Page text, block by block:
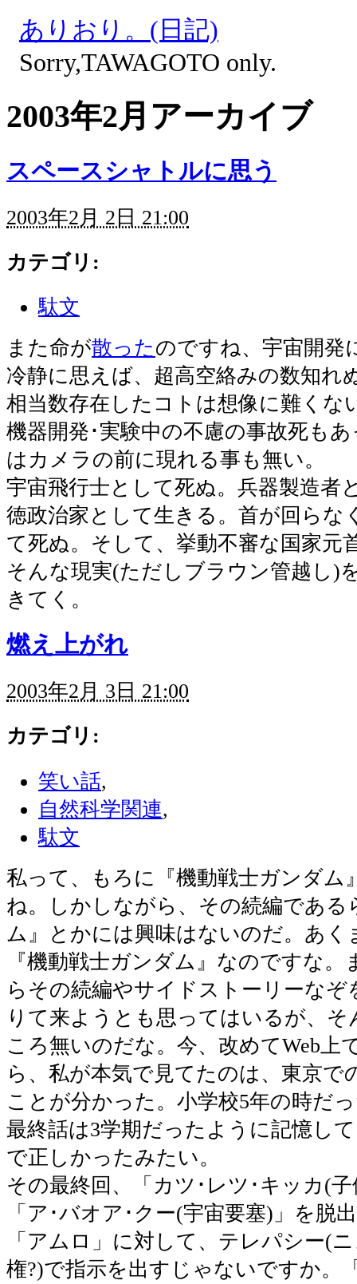
ありおり。(日記)
Sorry,TAWAGOTO only.
2003年2月アーカイブ
スペースシャトルに思う
2003年2月 2日 21:00
カテゴリ :
駄文
また命が散ったのですね、宇宙開発
冷静に思えば、超高空絡みの数知れ
相当数存在したコトは想像に難くな
機器開発･実験中の不慮の事故死も
はカメラの前に現れる事も無い。
宇宙飛行士として死ぬ。兵器製造者
徳政治家として生きる。首が回らな
て死ぬ。そして、挙動不審な国家元
そんな現実(ただしブラウン管越し)
きてく。
燃え上がれ
2003年2月 3日 21:00
カテゴリ :
笑い話,
自然科学関連,
駄文
私って、もろに『機動戦士ガンダム
ね。しかしながら、その続編である
ム』とかには興味はないのだ。あく
『機動戦士ガンダム』なのですな
らその続編やサイドストーリーなぞ
りて来ようとも思ってはいるが、そ
ころ無いのだな。今、改めてWeb上
ら、私が本気で見てたのは、東京で
ことが分かった。小学校5年の時だ
最終話は3学期だったように記憶し
で正しかったみたい。
その最終回、「カツ･レツ･キッカ(
「ア･バオア･クー(宇宙要塞)」を脱
「アムロ」に対して、テレパシー(
権?)で指示を出すじゃないですか。